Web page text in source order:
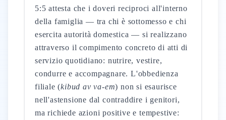
5:5 attesta che i doveri reciproci all'interno
della famiglia — tra chi è sottomesso e chi
esercita autorità domestica — si realizzano
attraverso il compimento concreto di atti di
servizio quotidiano: nutrire, vestire,
condurre e accompagnare. L'obbedienza
filiale (kibud av va-em) non si esaurisce
nell'astensione dal contraddire i genitori,
ma richiede azioni positive e tempestive: